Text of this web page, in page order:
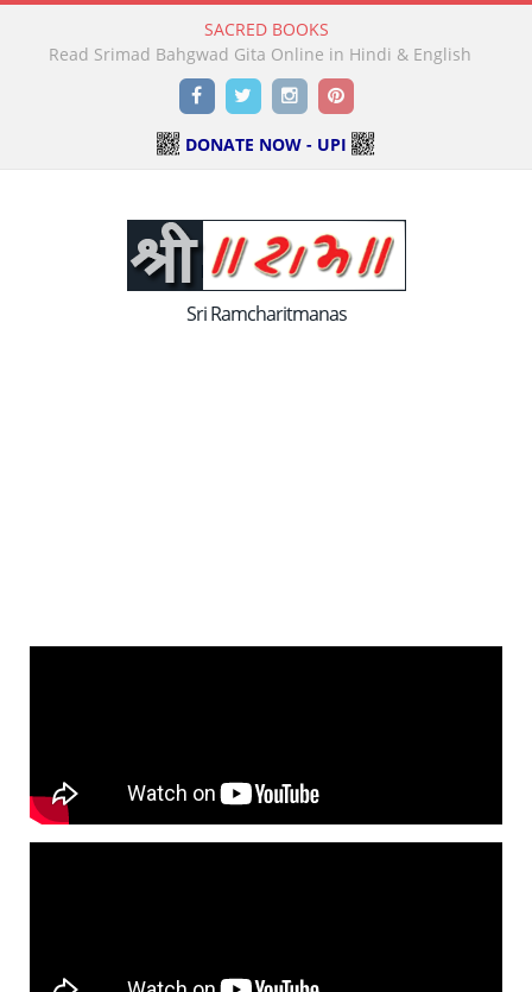
SACRED BOOKS
Read Holy Bible Online in Hindi & English
FacebookTwitterInstagramPinterest
DONATE NOW - UPI
Sri Ramcharitmanas